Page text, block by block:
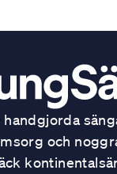
handgjorda
och